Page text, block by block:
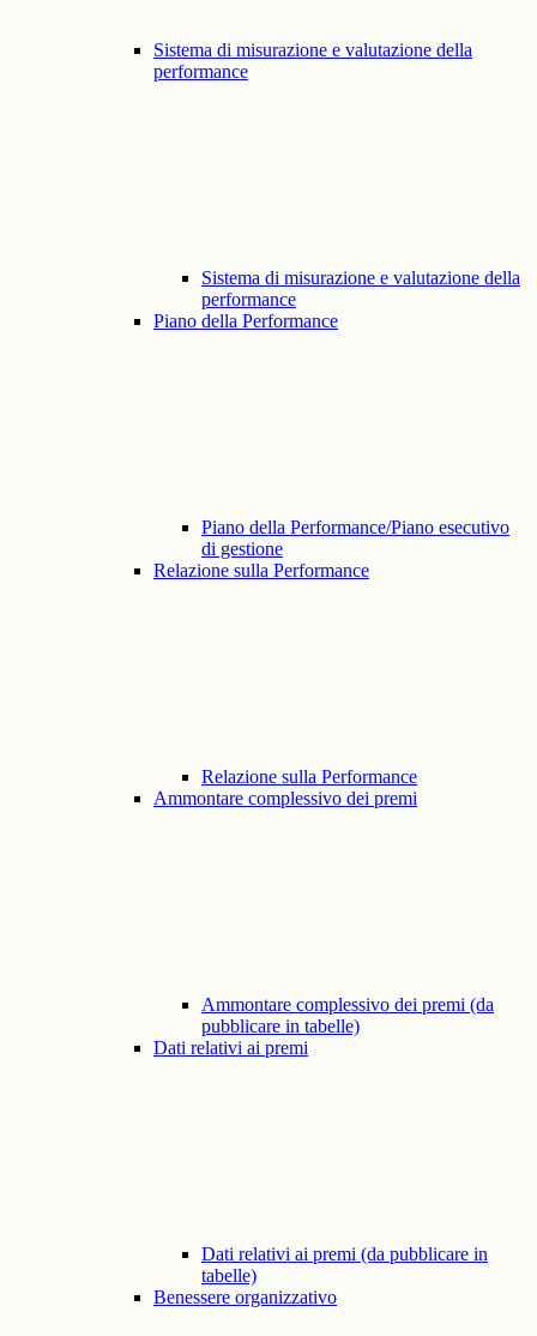
Sistema di misurazione e valutazione della
performance
Sistema di misurazione e valutazione della
performance
Piano della Performance
Piano della Performance/Piano esecutivo
di gestione
Relazione sulla Performance
Relazione sulla Performance
Ammontare complessivo dei premi
Ammontare complessivo dei premi (da
pubblicare in tabelle)
Dati relativi ai premi
Dati relativi ai premi (da pubblicare in
tabelle)
Benessere organizzativo